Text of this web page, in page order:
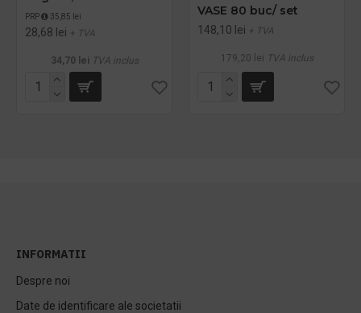
PRP 35,85 lei
28,68 lei + TVA
34,70 lei TVA inclus
VASE 80 buc/ set
148,10 lei + TVA
179,20 lei TVA inclus
INFORMATII
Despre noi
Date de identificare ale societatii